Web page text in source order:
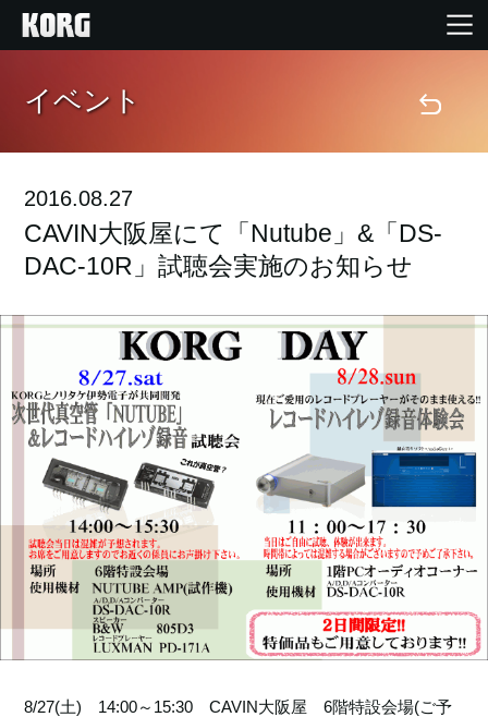
Home
Import Products
Events
Support
Store Locator
News
Location
Social Media
イベント
2016.08.27
CAVIN大阪屋にて「Nutube」&「DS-
DAC-10R」試聴会実施のお知らせ
8/27(土) 14:00～15:30 CAVIN大阪屋 6階特設会場(ご予